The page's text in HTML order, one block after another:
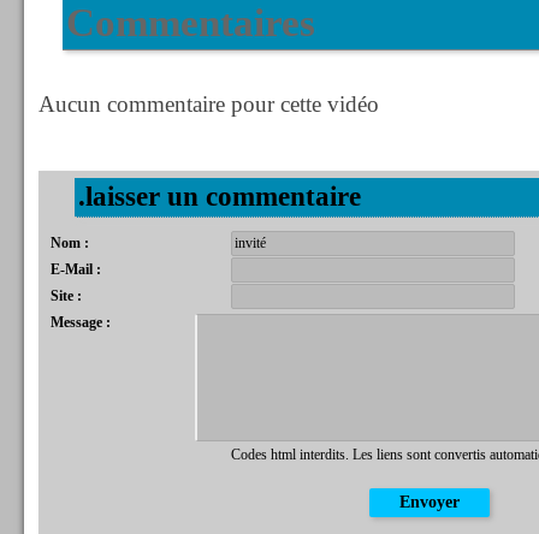
Commentaires
Aucun commentaire pour cette vidéo
.laisser un commentaire
Nom :
E-Mail :
Site :
Message :
Codes html interdits. Les liens sont convertis